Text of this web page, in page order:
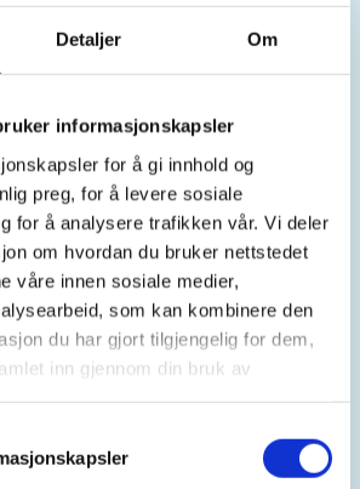
Detaljer Om
informasjonskapsler
for å gi innhold og
preg, for å levere sosiale
for å analysere trafikken vår. Vi deler
om hvordan du bruker nettstedet
våre innen sosiale medier,
som kan kombinere den
du har gjort tilgjengelig for dem,
inn gjennom din bruk av
både medlemmer og ikke-
gratis!
helger (søndag) og avgjøres i mai.
sted langs rv. 504 ved
fiskekort på egenhånd.
9pL85mQLVukwssMx7